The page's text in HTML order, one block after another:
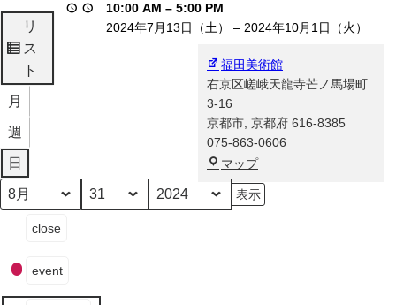
つ
ん
10:00 AM – 5:00 PM
2024年7月13日（土）
– 2024年10月1日（火）
福田美術館
右京区嵯峨天龍寺芒ノ馬場町
3-16
京都市 京都府 616-8385
075-863-0606
マップ福
田
美
リ
ス
ト
表
月
週
日
月
日
年
ト
の
close
event